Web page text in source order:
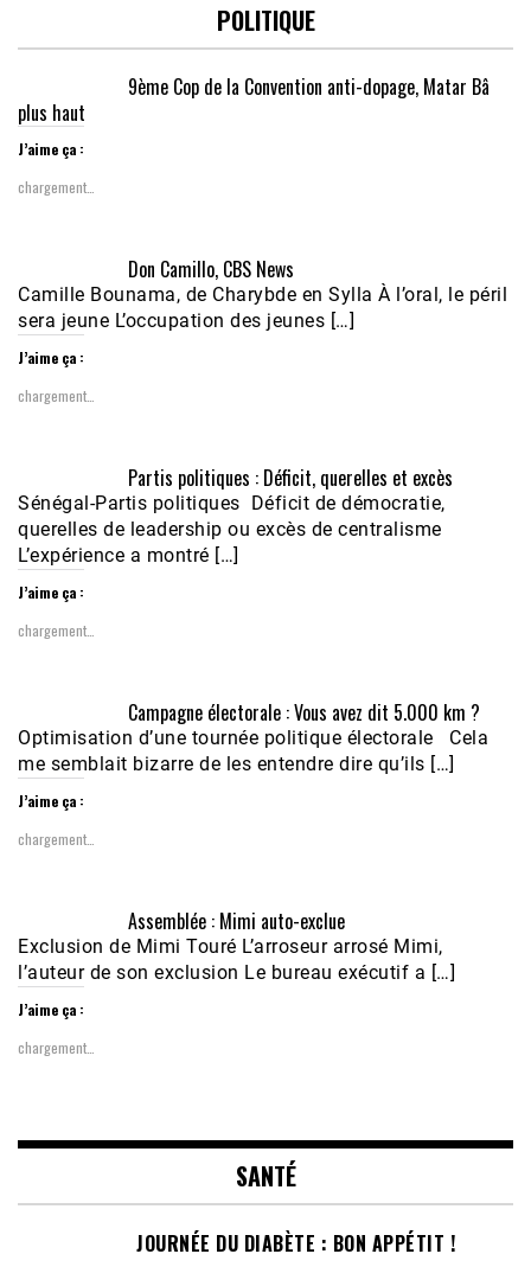
POLITIQUE
9ème Cop de la Convention anti-dopage, Matar Bâ
plus haut
J’aime ça :
chargement…
Don Camillo, CBS News
Camille Bounama, de Charybde en Sylla À l’oral, le péril
sera jeune L’occupation des jeunes […]
J’aime ça :
chargement…
Partis politiques : Déficit, querelles et excès
Sénégal-Partis politiques Déficit de démocratie,
querelles de leadership ou excès de centralisme
L’expérience a montré […]
J’aime ça :
chargement…
Campagne électorale : Vous avez dit 5.000 km ?
Optimisation d’une tournée politique électorale Cela
me semblait bizarre de les entendre dire qu’ils […]
J’aime ça :
chargement…
Assemblée : Mimi auto-exclue
Exclusion de Mimi Touré L’arroseur arrosé Mimi,
l’auteur de son exclusion Le bureau exécutif a […]
J’aime ça :
chargement…
SANTÉ
JOURNÉE DU DIABÈTE : BON APPÉTIT !